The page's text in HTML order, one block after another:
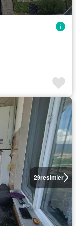
29resimler